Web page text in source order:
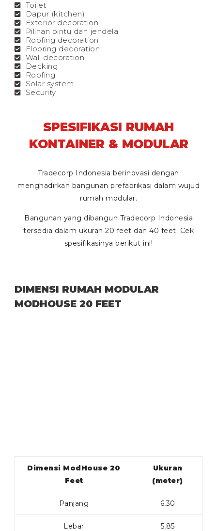
Toilet
Dapur (kitchen)
Exterior decoration
Pilihan pintu dan jendela
Roofing decoration
Flooring decoration
Wall decoration
Decking
Roofing
Solar system
Security
SPESIFIKASI RUMAH
KONTAINER & MODULAR
Tradecorp Indonesia berinovasi dengan
menghadirkan bangunan prefabrikasi dalam wujud
rumah modular.
Bangunan yang dibangun Tradecorp Indonesia
tersedia dalam ukuran 20 feet dan 40 feet. Cek
spesifikasinya berikut ini!
DIMENSI RUMAH MODULAR
MODHOUSE 20 FEET
Dimensi ModHouse 20
Feet
Ukuran
(meter)
Panjang 6,30
Lebar 5,85